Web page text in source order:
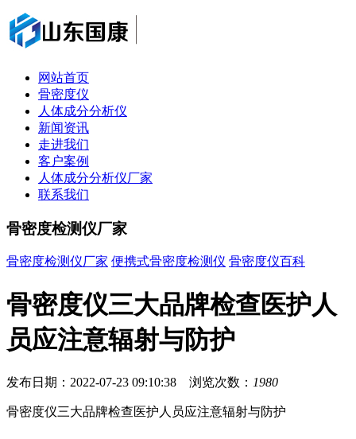
网站首页
骨密度仪
人体成分分析仪
新闻资讯
走进我们
客户案例
人体成分分析仪厂家
联系我们
骨密度检测仪厂家
骨密度检测仪厂家 便携式骨密度检测仪 骨密度仪百科
骨密度仪三大品牌检查医护人
员应注意辐射与防护
发布日期：2022-07-23 09:10:38 浏览次数： 1980
骨密度仪三大品牌检查医护人员应注意辐射与防护